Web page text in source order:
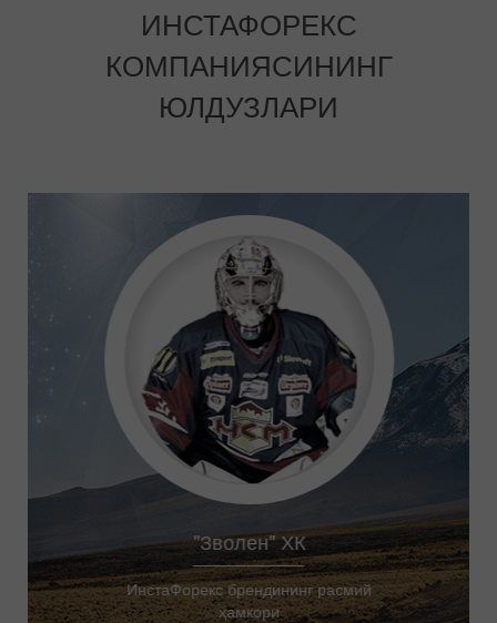
ИНСТАФОРЕКС
КОМПАНИЯСИНИНГ
ЮЛДУЗЛАРИ
"Зволен" ХК
ИнстаФорекс брендининг расмий
ҳамкори